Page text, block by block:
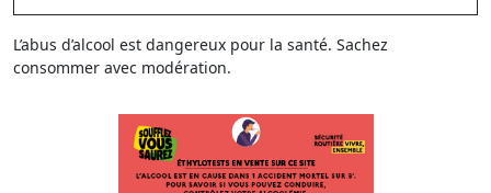
L’abus d’alcool est dangereux pour la santé. Sachez
consommer avec modération.